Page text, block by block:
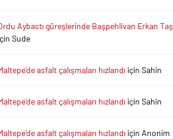
Aybastı güreşlerinde Başpehlivan Erkan Taş
Sude
asfalt çalışmaları hızlandı içinSahin
asfalt çalışmaları hızlandı içinSahin
asfalt çalışmaları hızlandı için Anonim